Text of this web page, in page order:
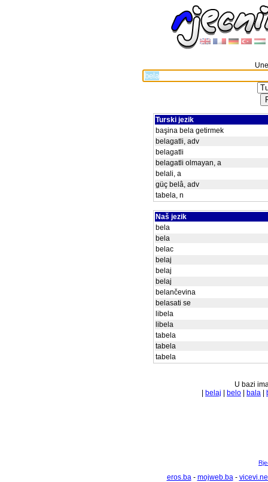
Turski jezik
başina bela getirmek
belagatli, adv
belagatli
belagatli olmayan, a
belali, a
güç belâ, adv
tabela, n
Naš jezik
bela
bela
belac
belaj
belaj
belaj
belančevina
belasati se
libela
libela
tabela
tabela
tabela
U bazi
belaj belo bala
eros.ba- mojweb.ba-